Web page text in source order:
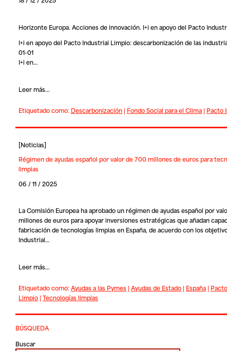
Horizonte Europa. Acciones de innovación. I+i en apoyo del Pacto
I+i en apoyo del Pacto Industrial Limpio: descarbonización de las
01-01
I+i en…
Leer más...
Etiquetado como: Descarbonización| Fondo Social para el Clima| Pacto
[Noticias]
Régimen de ayudas español por valor de 700 millones de euros para
limpias
06 / 11 / 2025
La Comisión Europea ha aprobado un régimen de ayudas español por
millones de euros para apoyar inversiones estratégicas que añadan
fabricación de tecnologías limpias en España, de acuerdo con los
Industrial…
Leer más...
Etiquetado como:Ayudas a las Pymes| Ayudas de Estado| España|
Limpio| Tecnologías limpias
BÚSQUEDA
Buscar